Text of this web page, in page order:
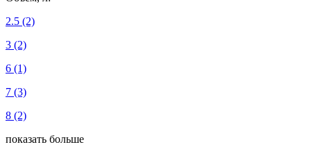
2.5 (2)
3 (2)
6 (1)
7 (3)
8 (2)
показать больше